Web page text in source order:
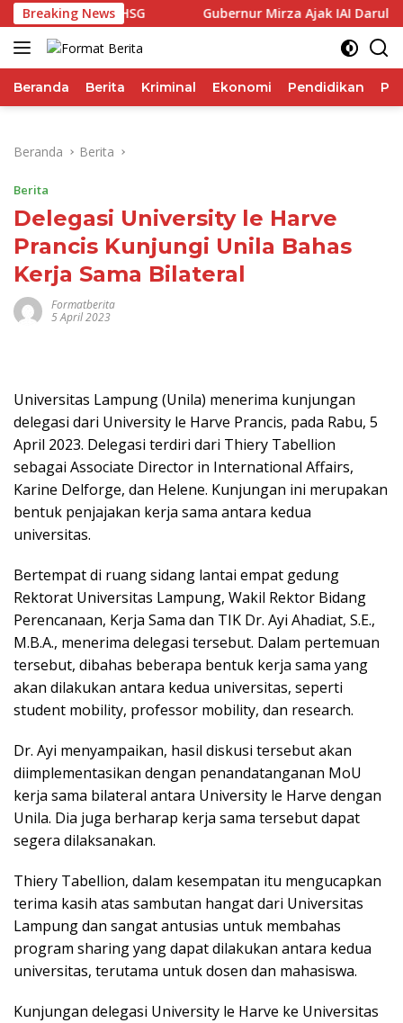
Langsung
ke
konten
Breaking News
Performa IHSG Gubernur Mirza Ajak IAI Darul
Beranda Berita Kriminal Ekonomi Pendidikan
Beranda Berita
Berita
Delegasi University le Harve
Prancis Kunjungi Unila Bahas
Kerja Sama Bilateral
Formatberita
5 April 2023
Universitas Lampung (Unila) menerima kunjungan
delegasi dari University le Harve Prancis, pada Rabu, 5
April 2023. Delegasi terdiri dari Thiery Tabellion
sebagai Associate Director in International Affairs,
Karine Delforge, dan Helene. Kunjungan ini merupakan
bentuk penjajakan kerja sama antara kedua
universitas.
Bertempat di ruang sidang lantai empat gedung
Rektorat Universitas Lampung, Wakil Rektor Bidang
Perencanaan, Kerja Sama dan TIK Dr. Ayi Ahadiat, S.E.,
M.B.A., menerima delegasi tersebut. Dalam pertemuan
tersebut, dibahas beberapa bentuk kerja sama yang
akan dilakukan antara kedua universitas, seperti
student mobility, professor mobility, dan research.
Dr. Ayi menyampaikan, hasil diskusi tersebut akan
diimplementasikan dengan penandatanganan MoU
kerja sama bilateral antara University le Harve dengan
Unila. Dia juga berharap kerja sama tersebut dapat
segera dilaksanakan.
Thiery Tabellion, dalam kesempatan itu mengucapkan
terima kasih atas sambutan hangat dari Universitas
Lampung dan sangat antusias untuk membahas
program sharing yang dapat dilakukan antara kedua
universitas, terutama untuk dosen dan mahasiswa.
Kunjungan delegasi University le Harve ke Universitas